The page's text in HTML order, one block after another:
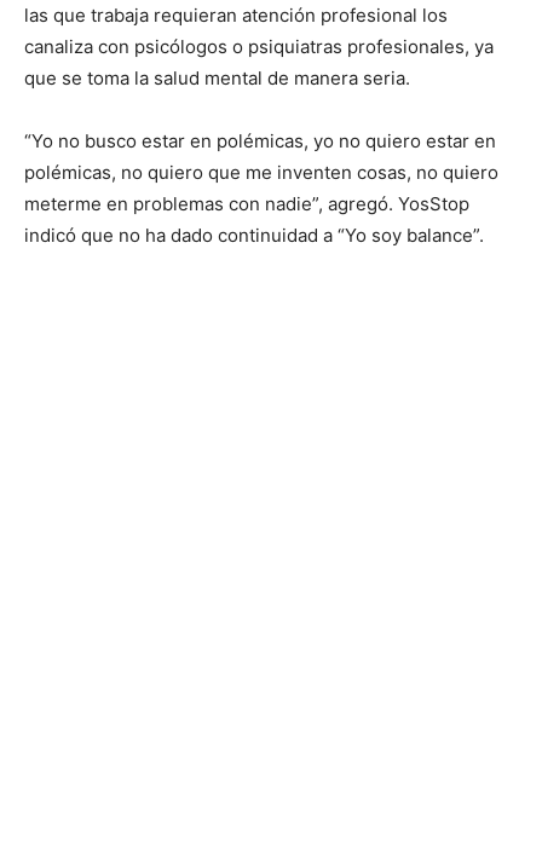
las que trabaja requieran atención profesional los
canaliza con psicólogos o psiquiatras profesionales, ya
que se toma la salud mental de manera seria.
“Yo no busco estar en polémicas, yo no quiero estar en
polémicas, no quiero que me inventen cosas, no quiero
meterme en problemas con nadie”, agregó. YosStop
indicó que no ha dado continuidad a “Yo soy balance”.